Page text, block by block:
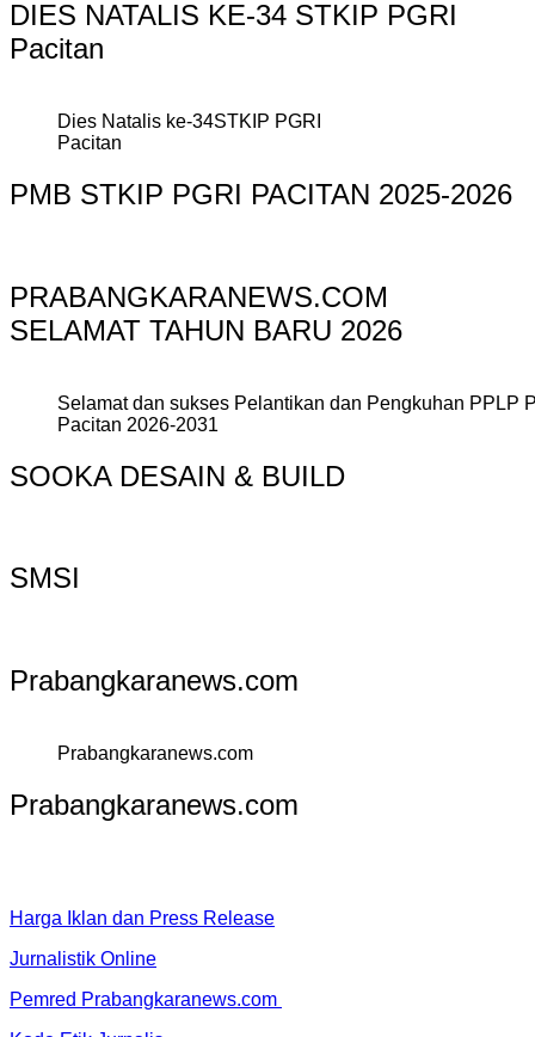
DIES NATALIS KE-34 STKIP PGRI
Pacitan
Dies Natalis ke-34STKIP PGRI
Pacitan
PMB STKIP PGRI PACITAN 2025-2026
PRABANGKARANEWS.COM
SELAMAT TAHUN BARU 2026
Selamat dan sukses Pelantikan dan Pengkuhan PPLP
Pacitan 2026-2031
SOOKA DESAIN & BUILD
SMSI
Prabangkaranews.com
Prabangkaranews.com
Prabangkaranews.com
Harga Iklan dan Press Release
Jurnalistik Online
Pemred Prabangkaranews.com